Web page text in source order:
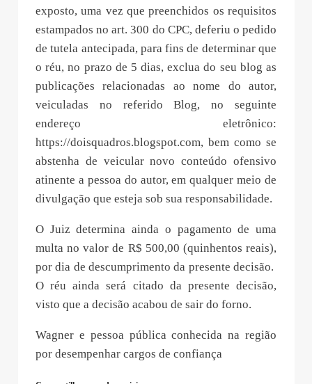
exposto, uma vez que preenchidos os requisitos
estampados no art. 300 do CPC, deferiu o pedido
de tutela antecipada, para fins de determinar que
o réu, no prazo de 5 dias, exclua do seu blog as
publicações relacionadas ao nome do autor,
veiculadas no referido Blog, no seguinte
endereço eletrônico:
https://doisquadros.blogspot.com, bem como se
abstenha de veicular novo conteúdo ofensivo
atinente a pessoa do autor, em qualquer meio de
divulgação que esteja sob sua responsabilidade.
O Juiz determina ainda o pagamento de uma
multa no valor de R$ 500,00 (quinhentos reais),
por dia de descumprimento da presente decisão.
O réu ainda será citado da presente decisão,
visto que a decisão acabou de sair do forno.
Wagner e pessoa pública conhecida na região
por desempenhar cargos de confiança